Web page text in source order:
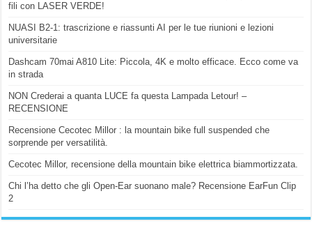
fili con LASER VERDE!
NUASI B2-1: trascrizione e riassunti AI per le tue riunioni e lezioni
universitarie
Dashcam 70mai A810 Lite: Piccola, 4K e molto efficace. Ecco come va
in strada
NON Crederai a quanta LUCE fa questa Lampada Letour! –
RECENSIONE
Recensione Cecotec Millor : la mountain bike full suspended che
sorprende per versatilità.
Cecotec Millor, recensione della mountain bike elettrica biammortizzata.
Chi l’ha detto che gli Open-Ear suonano male? Recensione EarFun Clip
2